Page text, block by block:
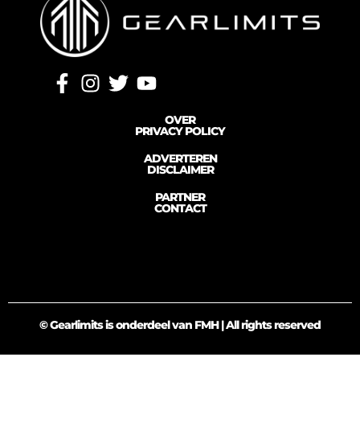
OVER
PRIVACY POLICY
ADVERTEREN
DISCLAIMER
PARTNER
CONTACT
© Gearlimits is onderdeel van FMH | All rights reserved